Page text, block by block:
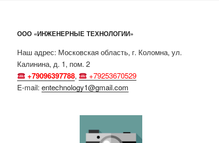
ООО «ИНЖЕНЕРНЫЕ ТЕХНОЛОГИИ»
Наш адрес: Московская область, г. Коломна, ул.
Калинина, д. 1, пом. 2
+79096397788,
+79253670529
E-mail: entechnology1@gmail.com